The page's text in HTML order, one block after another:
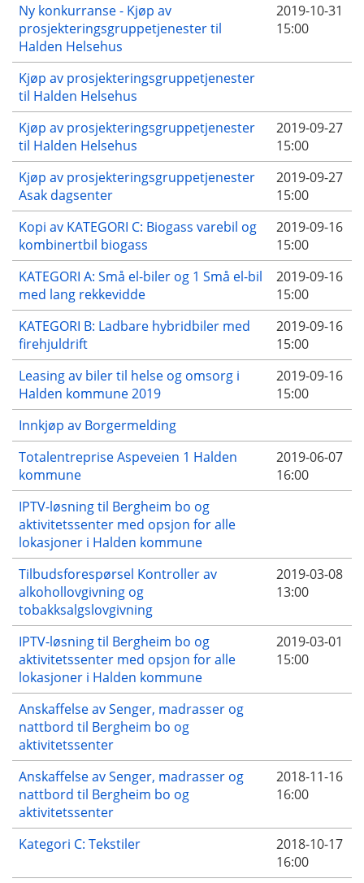
Ny konkurranse - Kjøp av
prosjekteringsgruppetjenester til
Halden Helsehus
2019-10-31
15:00
Kjøp av prosjekteringsgruppetjenester
til Halden Helsehus
Kjøp av prosjekteringsgruppetjenester
til Halden Helsehus
2019-09-27
15:00
Kjøp av prosjekteringsgruppetjenester
Asak dagsenter
2019-09-27
15:00
Kopi av KATEGORI C: Biogass varebil og
kombinertbil biogass
2019-09-16
15:00
KATEGORI A: Små el-biler og 1 Små el-bil
med lang rekkevidde
2019-09-16
15:00
KATEGORI B: Ladbare hybridbiler med
firehjuldrift
2019-09-16
15:00
Leasing av biler til helse og omsorg i
Halden kommune 2019
2019-09-16
15:00
Innkjøp av Borgermelding
Totalentreprise Aspeveien 1 Halden
kommune
2019-06-07
16:00
IPTV-løsning til Bergheim bo og
aktivitetssenter med opsjon for alle
lokasjoner i Halden kommune
Tilbudsforespørsel Kontroller av
alkohollovgivning og
tobakksalgslovgivning
2019-03-08
13:00
IPTV-løsning til Bergheim bo og
aktivitetssenter med opsjon for alle
lokasjoner i Halden kommune
2019-03-01
15:00
Anskaffelse av Senger, madrasser og
nattbord til Bergheim bo og
aktivitetssenter
Anskaffelse av Senger, madrasser og
nattbord til Bergheim bo og
aktivitetssenter
2018-11-16
16:00
Kategori C: Tekstiler
2018-10-17
16:00